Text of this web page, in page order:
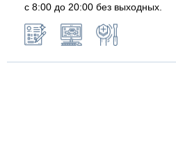
с 8:00 до 20:00 без выходных.